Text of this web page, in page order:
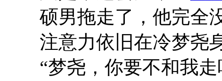
硕男拖走了，他完全
注意力依旧在冷梦尧
“梦尧，你要不和我